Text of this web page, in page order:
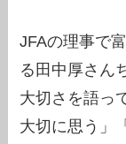
JFAの理事で
る田中厚さん
大切さを語っ
大切に思う」